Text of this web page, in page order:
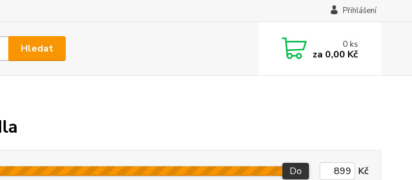
Přihlášení
Hledat 0ks
za 0,00 Kč
Do Kč